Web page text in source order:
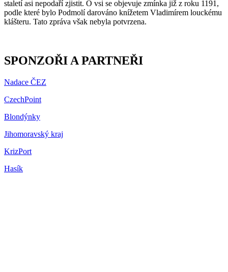
staletí asi nepodaří zjistit. O vsi se objevuje zmínka již z roku 1191,
podle které bylo Podmolí darováno knížetem Vladimírem louckému
klášteru. Tato zpráva však nebyla potvrzena.
SPONZOŘI A PARTNEŘI
Nadace ČEZ
CzechPoint
Blondýnky
Jihomoravský kraj
KrizPort
Hasík